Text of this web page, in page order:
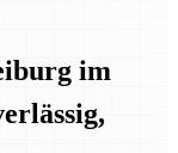
im